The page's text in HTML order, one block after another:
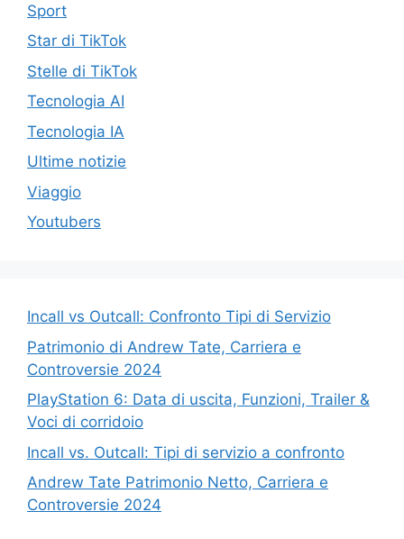
Sport
Star di TikTok
Stelle di TikTok
Tecnologia AI
Tecnologia IA
Ultime notizie
Viaggio
Youtubers
Incall vs Outcall: Confronto Tipi di Servizio
Patrimonio di Andrew Tate, Carriera e
Controversie 2024
PlayStation 6: Data di uscita, Funzioni, Trailer &
Voci di corridoio
Incall vs. Outcall: Tipi di servizio a confronto
Andrew Tate Patrimonio Netto, Carriera e
Controversie 2024